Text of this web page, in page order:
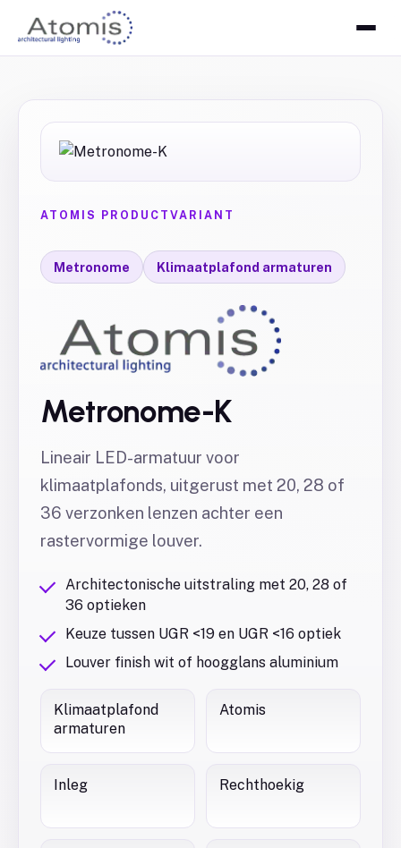
ATOMIS PRODUCTVARIANT
Metronome Klimaatplafond armaturen
Metronome-K
Lineair LED-armatuur voor
klimaatplafonds, uitgerust met 20, 28 of
36 verzonken lenzen achter een
rastervormige louver.
Architectonische uitstraling met 20, 28 of
36 optieken
Keuze tussen UGR <19 en UGR <16 optiek
Louver finish wit of hoogglans aluminium
Klimaatplafond
armaturen
Atomis
Inleg Rechthoekig